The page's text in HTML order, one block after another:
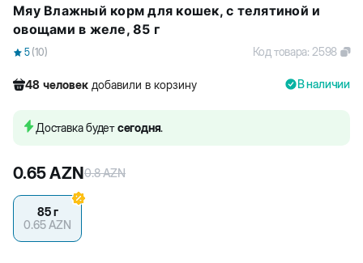
Мяу Влажный корм для кошек, с телятиной и
овощами в желе, 85 г
5 (10) Код товара: 2598
48 человек добавили в корзину
337 человек купили товар
В наличии
Доставка будетсегодня.
0.65AZN0.8AZN
85 г
0.65AZN